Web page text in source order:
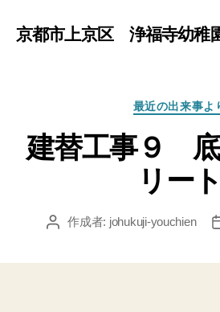
京都市上京区 浄福寺幼稚
カ
リ
ー
最近の出来事よ
建替工事９
リート
投 作成者: johukuji-youchien